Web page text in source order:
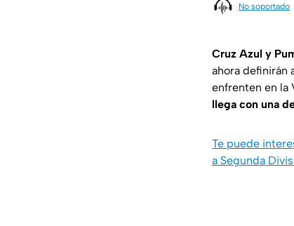
No soportado
Cruz Azul y
ahora definirán
enfrenten en la
llega con una
Te puede
a Segunda